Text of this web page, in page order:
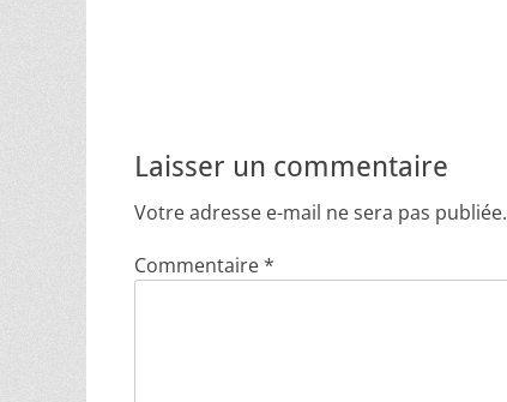
Laisser un commentaire
Votre adresse e-mail ne sera pas publiée.
Commentaire*